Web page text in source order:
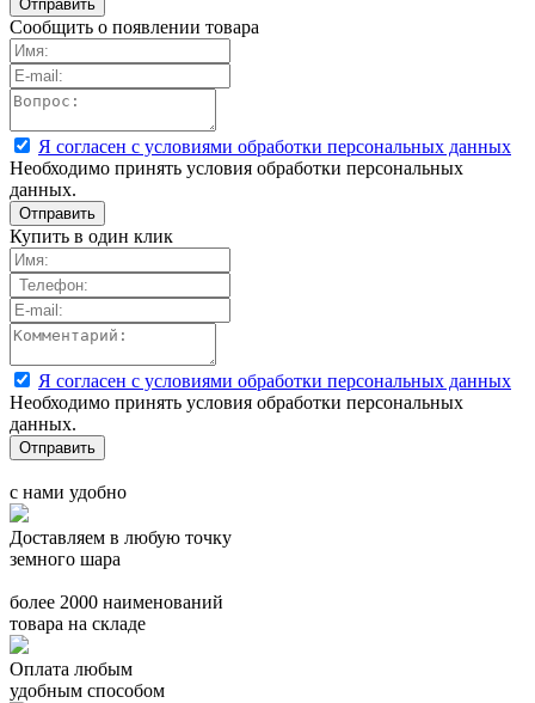
Сообщить о появлении товара
Я согласен с условиями обработки персональных данных
Необходимо принять условия обработки персональных
данных.
Купить в один клик
Я согласен с условиями обработки персональных данных
Необходимо принять условия обработки персональных
данных.
с нами удобно
Доставляем в любую точку
земного шара
более 2000 наименований
товара на складе
Оплата любым
удобным способом